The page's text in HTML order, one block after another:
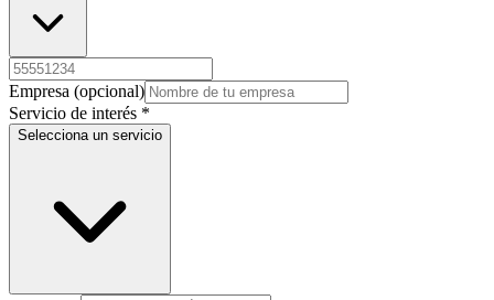
Empresa (opcional)
Servicio de interés *
Selecciona un servicio